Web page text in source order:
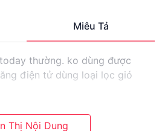
Miêu Tả
thường. ko dùng được
điện tử dùng loại lọc gió